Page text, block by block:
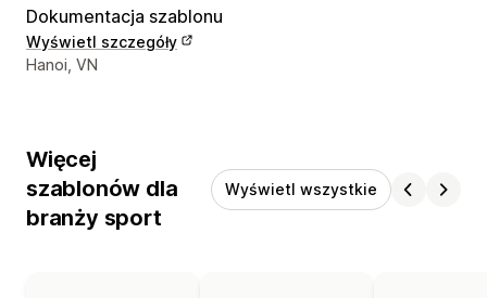
Dokumentacja szablonu
Wyświetl szczegóły
Dane kontaktowe projektanta
Hanoi, VN
Więcej
szablonów dla
branży sport
Wyświetl wszystkie